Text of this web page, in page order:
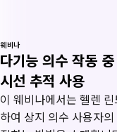
웨비나
다기능 의수 작동
시선 추적 사용
이 웨비나에서는 헬렌
하여 상지 의수 사용자